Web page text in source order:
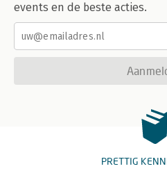
events en de beste acties.
PRETTIG